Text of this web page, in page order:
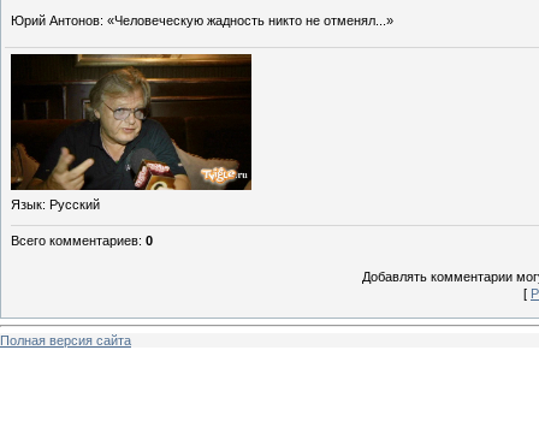
Юрий Антонов: «Человеческую жадность никто не отменял...»
Язык: Русский
Всего комментариев: 0
Добавлять комментарии
[
Полная версия сайта